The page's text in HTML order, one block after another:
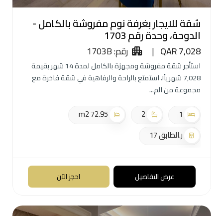
شقة للايجار بغرفة نوم مفروشة بالكامل -
الدوحة، وحدة رقم 1703
QAR 7,028
| رقم: 1703B
استأجر شقة مفروشة ومجهزة بالكامل لمدة 14 شهر بقيمة
7,028 شهرياً!، استمتع بالراحة والرفاهية في شقة فاخرة مع
مجموعة من الم
1
2
72.95 m2
ر.الطابق 17
عرض التفاصيل احجز الآن